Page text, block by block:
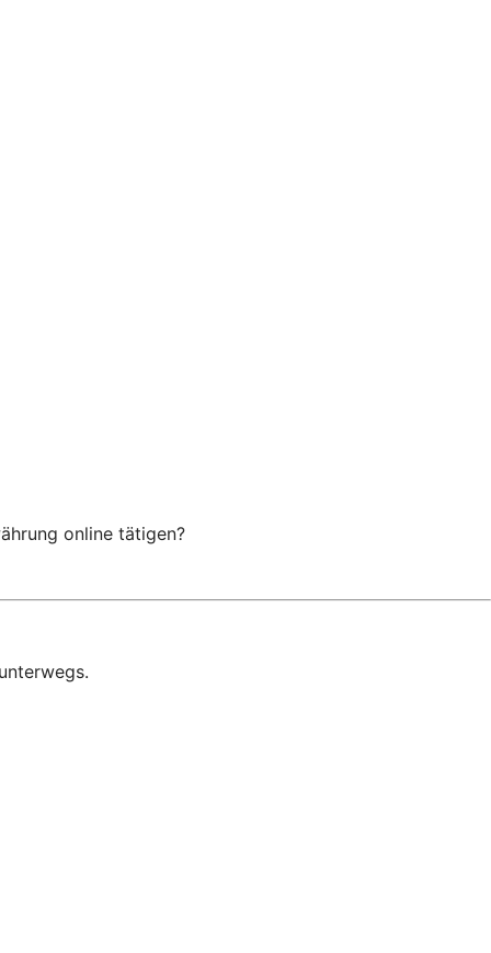
online tätigen?